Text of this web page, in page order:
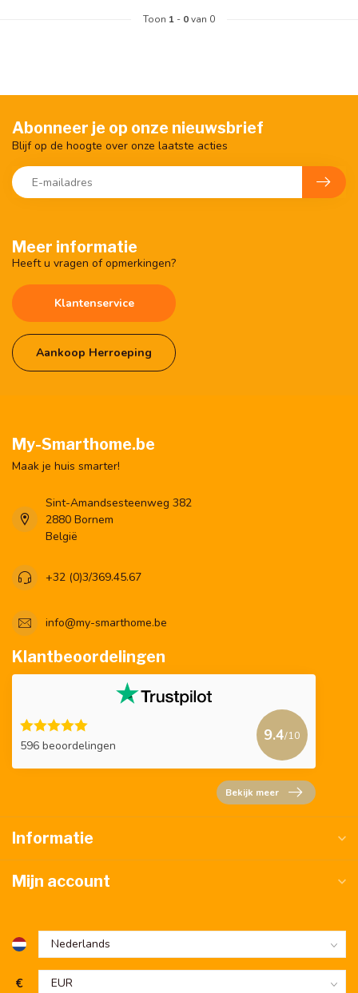
Toon 1 - 0van 0
Meer informatie
Heeft u vragen of opmerkingen?
Klantenservice
Aankoop Herroeping
Abonneer je op onze nieuwsbrief
Blijf op de hoogte over onze laatste acties
My-Smarthome.be
Maak je huis smarter!
Sint-Amandsesteenweg 382
2880 Bornem
België
+32 (0)3/369.45.67
info@my-smarthome.be
Klantbeoordelingen
596 beoordelingen
9.4/10
Bekijk meer
Informatie
Mijn account
€